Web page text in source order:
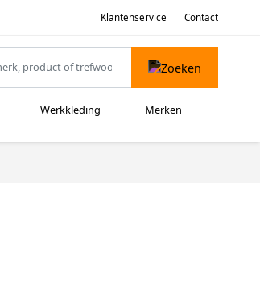
Klantenservice Contact
Werkkleding Merken